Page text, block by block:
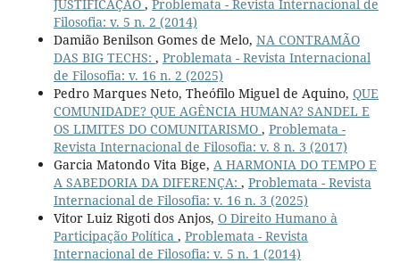
JUSTIFICAÇÃO , Problemata - Revista Internacional de
Filosofia: v. 5 n. 2 (2014)
Damião Benilson Gomes de Melo, NA CONTRAMÃO
DAS BIG TECHS: , Problemata - Revista Internacional
de Filosofia: v. 16 n. 2 (2025)
Pedro Marques Neto, Theófilo Miguel de Aquino, QUE
COMUNIDADE? QUE AGÊNCIA HUMANA? SANDEL E
OS LIMITES DO COMUNITARISMO , Problemata -
Revista Internacional de Filosofia: v. 8 n. 3 (2017)
Garcia Matondo Vita Bige, A HARMONIA DO TEMPO E
A SABEDORIA DA DIFERENÇA: , Problemata - Revista
Internacional de Filosofia: v. 16 n. 3 (2025)
Vitor Luiz Rigoti dos Anjos, O Direito Humano à
Participação Política , Problemata - Revista
Internacional de Filosofia: v. 5 n. 1 (2014)